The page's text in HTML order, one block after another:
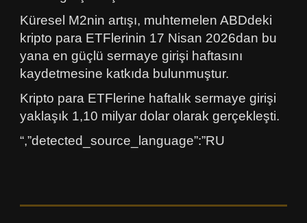
Küresel M2nin artışı, muhtemelen ABDdeki
kripto para ETFlerinin 17 Nisan 2026dan bu
yana en güçlü sermaye girişi haftasını
kaydetmesine katkıda bulunmuştur.
Kripto para ETFlerine haftalık sermaye girişi
yaklaşık 1,10 milyar dolar olarak gerçekleşti.
“,”detected_source_language”:”RU